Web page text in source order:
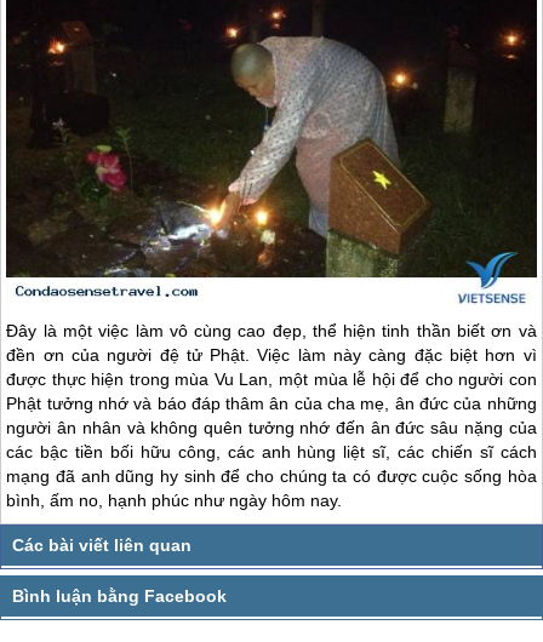
Đây là một việc làm vô cùng cao đẹp, thể hiện tinh thần biết ơn và
đền ơn của người đệ tử Phật. Việc làm này càng đặc biệt hơn vì
được thực hiện trong mùa Vu Lan, một mùa lễ hội để cho người con
Phật tưởng nhớ và báo đáp thâm ân của cha mẹ, ân đức của những
người ân nhân và không quên tưởng nhớ đến ân đức sâu nặng của
các bậc tiền bối hữu công, các anh hùng liệt sĩ, các chiến sĩ cách
mạng đã anh dũng hy sinh để cho chúng ta có được cuộc sống hòa
bình, ấm no, hạnh phúc như ngày hôm nay.